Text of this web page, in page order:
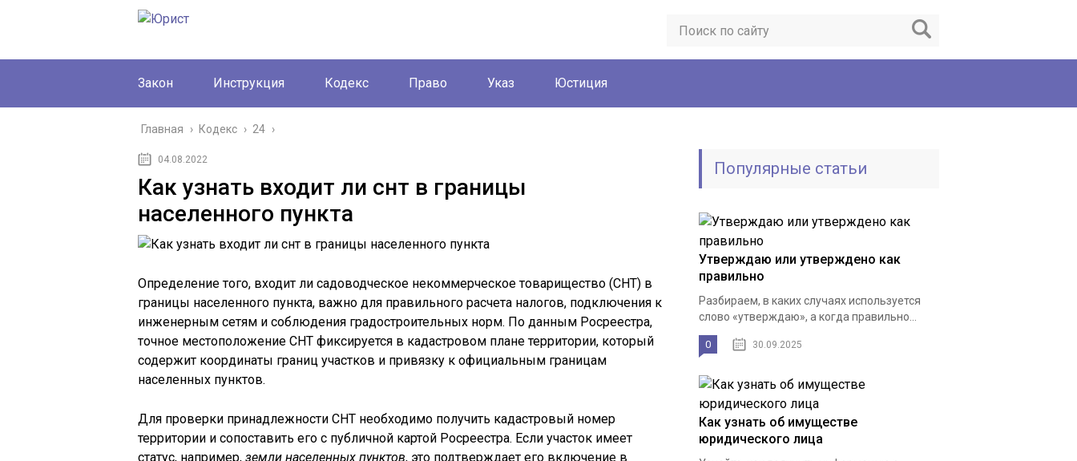
Закон Инструкция Кодекс Право Указ Юстиция
Главная › Кодекс › 24 ›
04.08.2022
Как узнать входит ли снт в границы
населенного пункта
Определение того, входит ли садоводческое некоммерческое товарищество (СНТ) в
границы населенного пункта, важно для правильного расчета налогов, подключения к
инженерным сетям и соблюдения градостроительных норм. По данным Росреестра,
точное местоположение СНТ фиксируется в кадастровом плане территории, который
содержит координаты границ участков и привязку к официальным границам
населенных пунктов.
Для проверки принадлежности СНТ необходимо получить кадастровый номер
территории и сопоставить его с публичной картой Росреестра. Если участок имеет
статус, например, земли населенных пунктов, это подтверждает его включение в
Популярные статьи
Утверждаю или утверждено как
правильно
Разбираем, в каких случаях используется
слово «утверждаю», а когда правильно...
0 30.09.2025
Как узнать об имуществе
юридического лица